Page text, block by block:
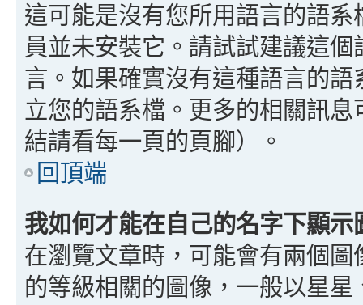
這可能是沒有您所用語言的語
員並未安裝它。請試試建議這
言。如果確實沒有這種語言的
立您的語系檔。更多的相關訊
結請看每一頁的頁腳）。
回頂端
我如何才能在自己的名字下顯示
在瀏覽文章時，可能會有兩個
的等級相關的圖像，一般以星